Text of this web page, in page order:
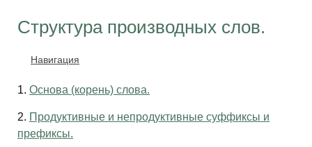
Структура производных слов.
Навигация
1. Основа (корень) слова.
2. Продуктивные и непродуктивные суффиксы и
префиксы.